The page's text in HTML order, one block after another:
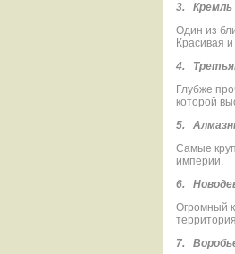
3.
Кремль
Один из
Красивая
4.
Глубже
которой
5.
Самые
империи.
6.
Огромный
7.